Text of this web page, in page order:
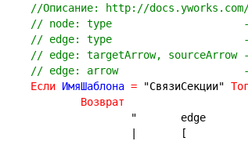
//Описание: http://
// node: type                     -
// edge: type                     -
// edge: targetArrow,
// edge: arrow
Если ИмяШаблона = "СвязиСекции"
Возврат
"	edge
|	[